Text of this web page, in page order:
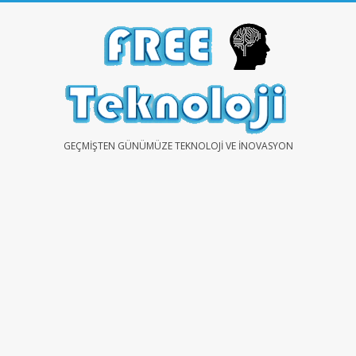
FREEGEÇMIŞTEN GÜNÜMÜZE TEKNOLOJI VE İNOVASYON